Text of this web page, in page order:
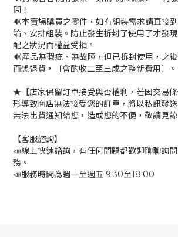
問！
🔊本賣場購買之零件，如有組裝需求請直接
論、安排組裝。防止發生拆封了使用了才發
配之狀況而權益受損。
🔊產品無瑕疵、無故障，但已拆封使用，之
而想退貨，〔會酌收二至三成之整新費用〕。
★【店家保留訂單接受與否權利，若因交易
形導致商店無法接受您的訂單，將以私訊發送
無法出貨通知給您，造成您的不便，敬請見
【客服諮詢】
📣線上快速諮詢，有任何問題都歡迎聊聊詢
務。
📣服務時間為週一至週五 9:30至18:00